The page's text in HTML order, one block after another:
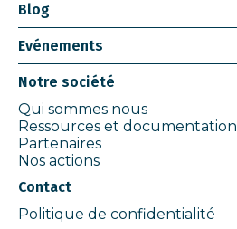
Blog
Evénements
Notre société
Qui sommes nous
Ressources et documentation
Partenaires
Nos actions
Contact
Politique de confidentialité